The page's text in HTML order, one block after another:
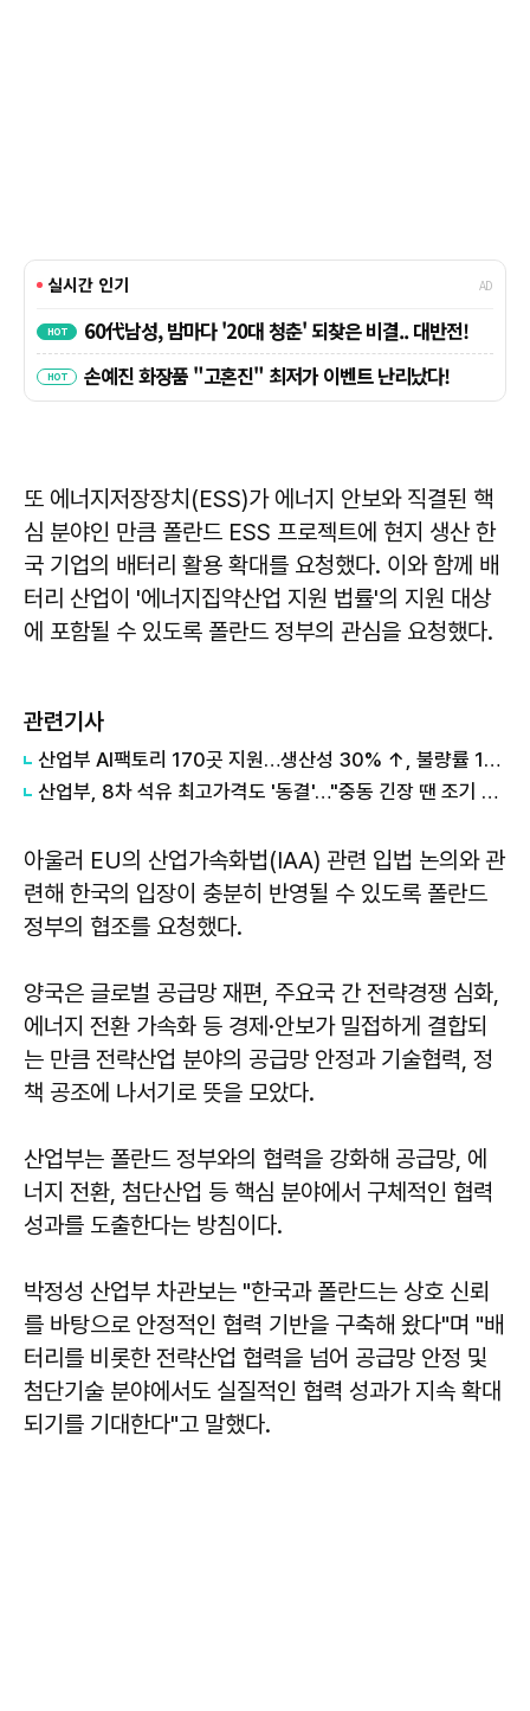
또 에너지저장장치(ESS)가 에너지 안보와 직결된 핵
심 분야인 만큼 폴란드 ESS 프로젝트에 현지 생산 한
국 기업의 배터리 활용 확대를 요청했다. 이와 함께 배
터리 산업이 '에너지집약산업 지원 법률'의 지원 대상
에 포함될 수 있도록 폴란드 정부의 관심을 요청했다.
관련기사
산업부 AI팩토리 170곳 지원…생산성 30% ↑, 불량률 15% ↓
산업부, 8차 석유 최고가격도 '동결'…"중동 긴장 땐 조기 인상"
아울러 EU의 산업가속화법(IAA) 관련 입법 논의와 관
련해 한국의 입장이 충분히 반영될 수 있도록 폴란드
정부의 협조를 요청했다.
양국은 글로벌 공급망 재편, 주요국 간 전략경쟁 심화,
에너지 전환 가속화 등 경제·안보가 밀접하게 결합되
는 만큼 전략산업 분야의 공급망 안정과 기술협력, 정
책 공조에 나서기로 뜻을 모았다.
산업부는 폴란드 정부와의 협력을 강화해 공급망, 에
너지 전환, 첨단산업 등 핵심 분야에서 구체적인 협력
성과를 도출한다는 방침이다.
박정성 산업부 차관보는 "한국과 폴란드는 상호 신뢰
를 바탕으로 안정적인 협력 기반을 구축해 왔다"며 "배
터리를 비롯한 전략산업 협력을 넘어 공급망 안정 및
첨단기술 분야에서도 실질적인 협력 성과가 지속 확대
되기를 기대한다"고 말했다.